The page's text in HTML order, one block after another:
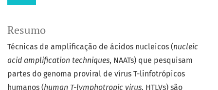
Resumo
Técnicas de amplificação de ácidos nucleicos (nucleic
acid amplification techniques, NAATs) que pesquisam
partes do genoma proviral de vírus T-linfotrópicos
humanos (human T-lymphotropic virus, HTLVs) são